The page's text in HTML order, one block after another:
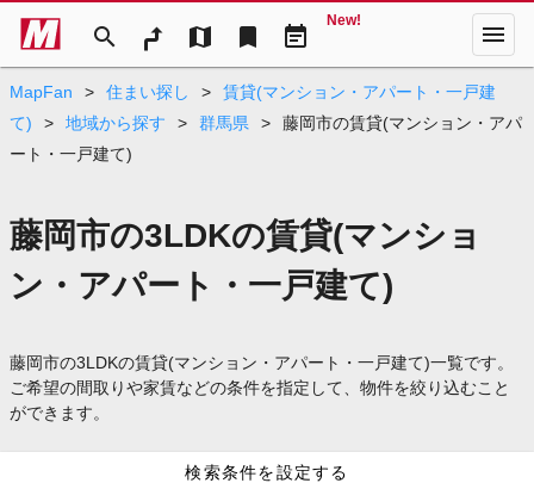
search map bookmark event_note
New! menu
MapFan > 住まい探し >
賃貸(マンション・アパート・一戸建
て)
> 地域から探す > 群馬県 >
藤岡市の賃貸(マンション・アパ
ート・一戸建て)
藤岡市の3LDKの賃貸(マンショ
ン・アパート・一戸建て)
藤岡市の3LDKの賃貸(マンション・アパート・一戸建て)一覧です。
ご希望の間取りや家賃などの条件を指定して、物件を絞り込むこと
ができます。
検索条件を設定する